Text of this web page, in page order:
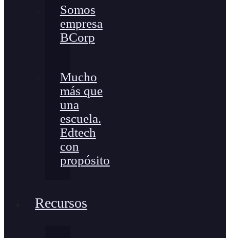
Somos
empresa
BCorp
Mucho
más que
una
escuela.
Edtech
con
propósito
Recursos